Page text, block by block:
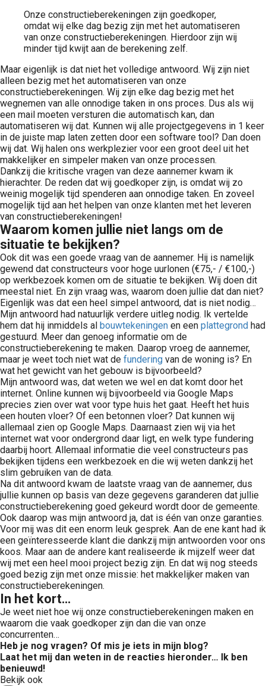
Onze constructieberekeningen zijn goedkoper,
omdat wij elke dag bezig zijn met het automatiseren
van onze constructieberekeningen. Hierdoor zijn wij
minder tijd kwijt aan de berekening zelf.
Maar eigenlijk is dat niet het volledige antwoord. Wij zijn niet
alleen bezig met het automatiseren van onze
constructieberekeningen. Wij zijn elke dag bezig met het
wegnemen van alle onnodige taken in ons proces. Dus als wij
een mail moeten versturen die automatisch kan, dan
automatiseren wij dat. Kunnen wij alle projectgegevens in 1 keer
in de juiste map laten zetten door een software tool? Dan doen
wij dat. Wij halen ons werkplezier voor een groot deel uit het
makkelijker en simpeler maken van onze processen.
Dankzij die kritische vragen van deze aannemer kwam ik
hierachter. De reden dat wij goedkoper zijn, is omdat wij zo
weinig mogelijk tijd spenderen aan onnodige taken. En zoveel
mogelijk tijd aan het helpen van onze klanten met het leveren
van constructieberekeningen!
Waarom komen jullie niet langs om de
situatie te bekijken?
Ook dit was een goede vraag van de aannemer. Hij is namelijk
gewend dat constructeurs voor hoge uurlonen (€75,- / €100,-)
op werkbezoek komen om de situatie te bekijken. Wij doen dit
meestal niet. En zijn vraag was, waarom doen jullie dat dan niet?
Eigenlijk was dat een heel simpel antwoord, dat is niet nodig…
Mijn antwoord had natuurlijk verdere uitleg nodig. Ik vertelde
hem dat hij inmiddels al bouwtekeningen en een plattegrond had
gestuurd. Meer dan genoeg informatie om de
constructieberekening te maken. Daarop vroeg de aannemer,
maar je weet toch niet wat de fundering van de woning is? En
wat het gewicht van het gebouw is bijvoorbeeld?
Mijn antwoord was, dat weten we wel en dat komt door het
internet. Online kunnen wij bijvoorbeeld via Google Maps
precies zien over wat voor type huis het gaat. Heeft het huis
een houten vloer? Of een betonnen vloer? Dat kunnen wij
allemaal zien op Google Maps. Daarnaast zien wij via het
internet wat voor ondergrond daar ligt, en welk type fundering
daarbij hoort. Allemaal informatie die veel constructeurs pas
bekijken tijdens een werkbezoek en die wij weten dankzij het
slim gebruiken van de data.
Na dit antwoord kwam de laatste vraag van de aannemer, dus
jullie kunnen op basis van deze gegevens garanderen dat jullie
constructieberekening goed gekeurd wordt door de gemeente.
Ook daarop was mijn antwoord ja, dat is één van onze garanties.
Voor mij was dit een enorm leuk gesprek. Aan de ene kant had ik
een geïnteresseerde klant die dankzij mijn antwoorden voor ons
koos. Maar aan de andere kant realiseerde ik mijzelf weer dat
wij met een heel mooi project bezig zijn. En dat wij nog steeds
goed bezig zijn met onze missie: het makkelijker maken van
constructieberekeningen.
In het kort…
Je weet niet hoe wij onze constructieberekeningen maken en
waarom die vaak goedkoper zijn dan die van onze
concurrenten…
Heb je nog vragen? Of mis je iets in mijn blog?
Laat het mij dan weten in de reacties hieronder… Ik ben
benieuwd!
Bekijk ook